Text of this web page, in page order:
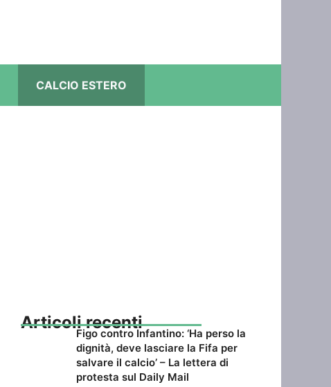
CALCIO ESTERO
Articoli recenti
Figo contro Infantino: ‘Ha perso la
dignità, deve lasciare la Fifa per
salvare il calcio’ – La lettera di
protesta sul Daily Mail